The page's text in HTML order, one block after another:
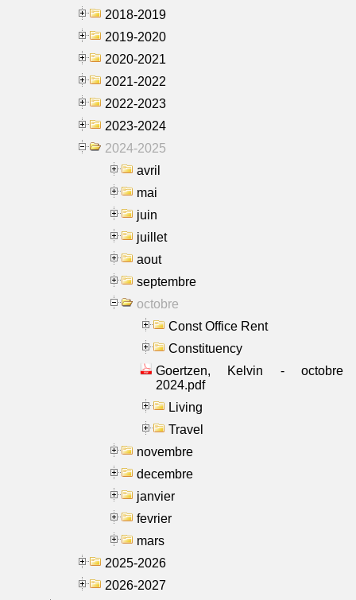
2018-2019
2019-2020
2020-2021
2021-2022
2022-2023
2023-2024
2024-2025
avril
mai
juin
juillet
aout
septembre
octobre
Const Office Rent
Constituency
Goertzen, Kelvin - octobre
2024.pdf
Living
Travel
novembre
decembre
janvier
fevrier
mars
2025-2026
2026-2027